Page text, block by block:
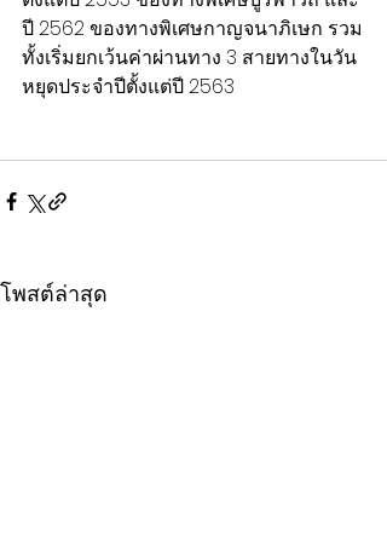
ปี 2562 ของทางพิเศษกาญจนาภิเษก รวม
ทั้งเริ่มยกเว้นค่าผ่านทาง 3 สายทางในวัน
หยุดประจำปีตั้งแต่ปี 2563
โพสต์ล่าสุด